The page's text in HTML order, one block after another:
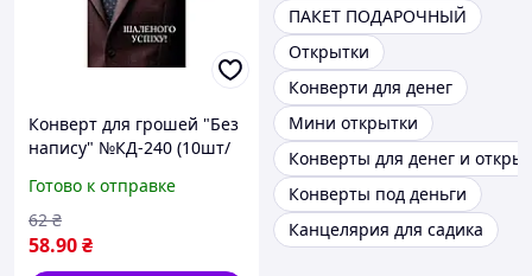
Конверт для грошей "Без
напису" №КД-240 (10шт/
Готово к отправке
58.90₴
62 ₴
ПАКЕТ ПОДАРОЧНЫЙ
Открытки
Конверти для денег
Мини открытки
Конверты для денег и
Конверты под деньги
Канцелярия для садика